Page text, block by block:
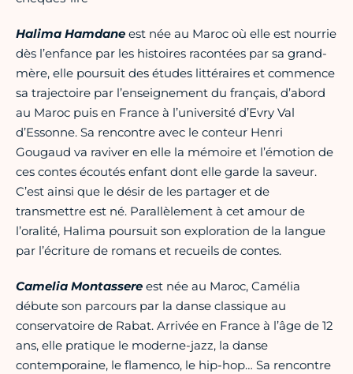
Halima Hamdane est née au Maroc où elle est nourrie
dès l’enfance par les histoires racontées par sa grand-
mère, elle poursuit des études littéraires et commence
sa trajectoire par l’enseignement du français, d’abord
au Maroc puis en France à l’université d’Evry Val
d’Essonne. Sa rencontre avec le conteur Henri
Gougaud va raviver en elle la mémoire et l’émotion de
ces contes écoutés enfant dont elle garde la saveur.
C’est ainsi que le désir de les partager et de
transmettre est né. Parallèlement à cet amour de
l’oralité, Halima poursuit son exploration de la langue
par l’écriture de romans et recueils de contes.
Camelia Montassere est née au Maroc, Camélia
débute son parcours par la danse classique au
conservatoire de Rabat. Arrivée en France à l’âge de 12
ans, elle pratique le moderne-jazz, la danse
contemporaine, le flamenco, le hip-hop… Sa rencontre